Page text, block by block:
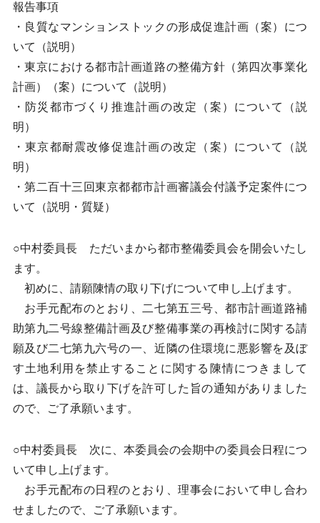
報告事項
・良質なマンションストックの形成促進計画（案）につ
いて（説明）
・東京における都市計画道路の整備方針（第四次事業化
計画）（案）について（説明）
・防災都市づくり推進計画の改定（案）について（説
明）
・東京都耐震改修促進計画の改定（案）について（説
明）
・第二百十三回東京都都市計画審議会付議予定案件につ
いて（説明・質疑）
○中村委員長 ただいまから都市整備委員会を開会いたし
ます。
初めに、請願陳情の取り下げについて申し上げます。
お手元配布のとおり、二七第五三号、都市計画道路補
助第九二号線整備計画及び整備事業の再検討に関する請
願及び二七第九六号の一、近隣の住環境に悪影響を及ぼ
す土地利用を禁止することに関する陳情につきまして
は、議長から取り下げを許可した旨の通知がありました
ので、ご了承願います。
○中村委員長 次に、本委員会の会期中の委員会日程につ
いて申し上げます。
お手元配布の日程のとおり、理事会において申し合わ
せましたので、ご了承願います。